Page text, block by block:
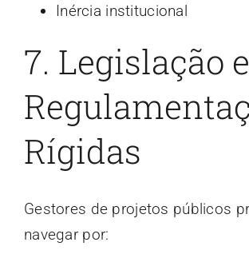
Inércia institucional
7. Legislação e
Rígidas
Gestores de projetos públicos
navegar por: